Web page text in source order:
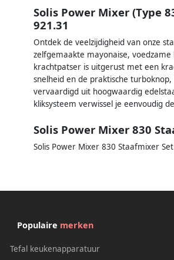
Solis Power Mixer (Type
921.31
Ontdek de veelzijdigheid van onze
zelfgemaakte mayonaise, voedzame
krachtpatser is uitgerust met een
snelheid en de praktische
vervaardigd uit hoogwaardig
kliksysteem verwissel je eenvoudig
Solis Power Mixer 830
Solis Power Mixer 830 Staafmixer Set
Populaire merken
Tefal keukenapparatuur